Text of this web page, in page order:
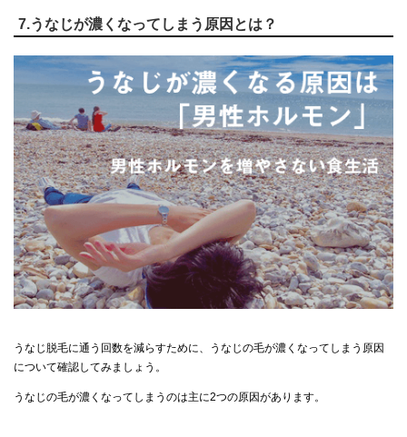
7.うなじが濃くなってしまう原因とは？
うなじ脱毛に通う回数を減らすために、うなじの毛が濃くなってしまう原因
について確認してみましょう。
うなじの毛が濃くなってしまうのは主に2つの原因があります。